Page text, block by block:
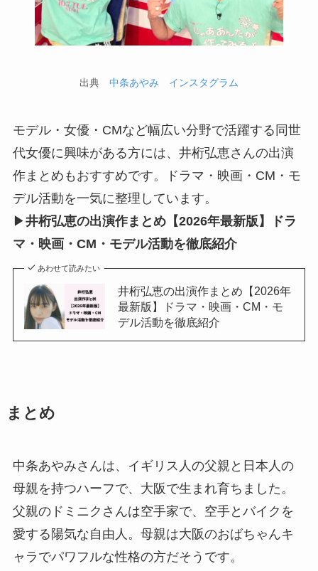
出典 中条あやみ インスタグラム
モデル・女優・CMなど幅広い分野で活躍する同世
代女優に興味がある方には、井桁弘恵さんの出演
作まとめもおすすめです。ドラマ・映画・CM・モ
デル活動を一気に整理しています。
▶井桁弘恵の出演作まとめ【2026年最新版】ドラ
マ・映画・CM・モデル活動を徹底紹介
あわせて読みたい
井桁弘恵の出演作まとめ【2026年
最新版】ドラマ・映画・CM・モ
デル活動を徹底紹介
まとめ
中条あやみさんは、イギリス人の父親と日本人の
母親を持つハーフで、大阪で生まれ育ちました。
父親のドミニクさんは空手家で、空手とバイクを
愛する陽気な自由人。母親は大阪のおばちゃんキ
ャラでパワフルな性格の方だそうです。